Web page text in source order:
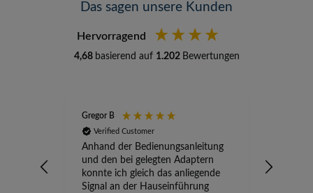
Das sagen unsere Kunden
Hervorragend
4,68 basierend auf 1.202 Bewertungen
Gregor B
Verified Customer
Anhand der Bedienungsanleitung
und den bei gelegten Adaptern
konnte ich gleich das anliegende
Signal an der Hauseinführung